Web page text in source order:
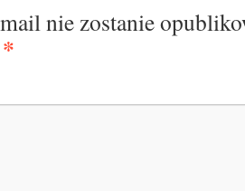
nie zostanie
*